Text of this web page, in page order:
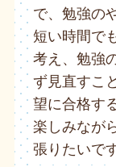
で、勉強の
短い時間で
考え、勉強
ず見直すこ
望に合格す
楽しみなが
張りたいで